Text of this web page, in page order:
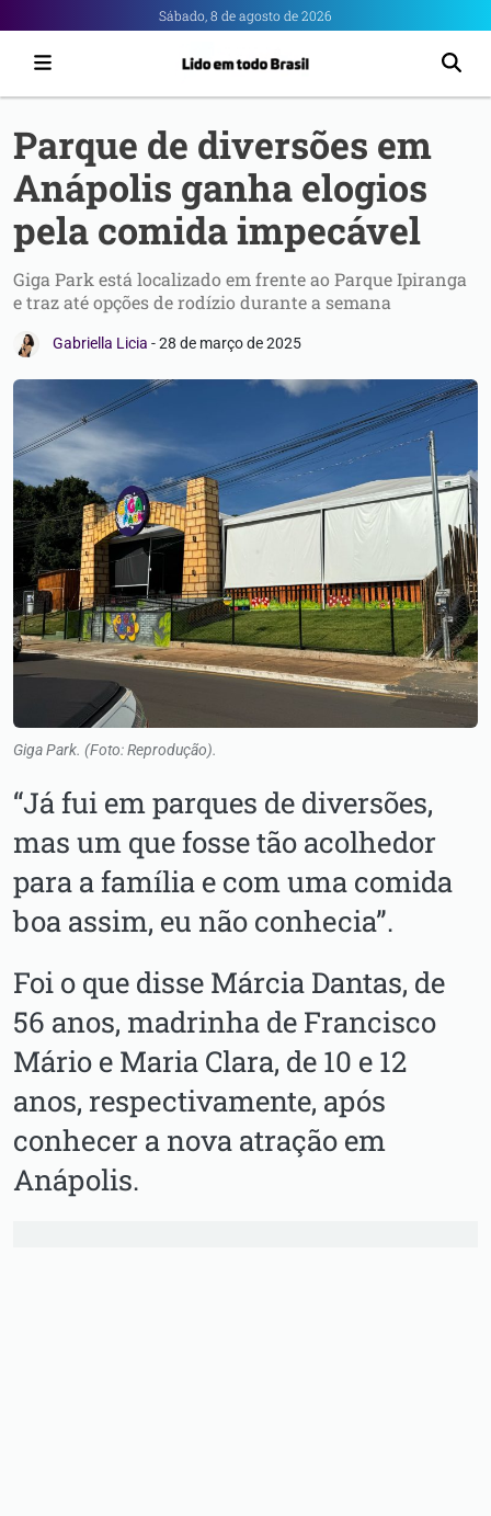
-
Notícias
de
Anápolis
Sábado, 8 de agosto de 2026
Parque de diversões em
Anápolis ganha elogios
pela comida impecável
Giga Park está localizado em frente ao Parque Ipiranga
e traz até opções de rodízio durante a semana
Gabriella Licia -28 de março de 2025
Giga Park. (Foto: Reprodução).
“Já fui em parques de diversões,
mas um que fosse tão acolhedor
para a família e com uma comida
boa assim, eu não conhecia”.
Foi o que disse Márcia Dantas, de
56 anos, madrinha de Francisco
Mário e Maria Clara, de 10 e 12
anos, respectivamente, após
conhecer a nova atração em
Anápolis.